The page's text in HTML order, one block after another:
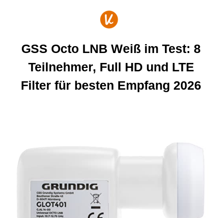
GSS Octo LNB Weiß im Test: 8
Teilnehmer, Full HD und LTE
Filter für besten Empfang 2026